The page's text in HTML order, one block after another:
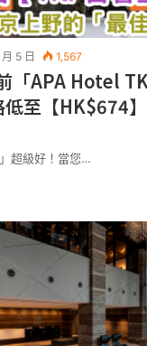
5 日 1,567
「APA Hotel
至【HK$674
超級好！當您…